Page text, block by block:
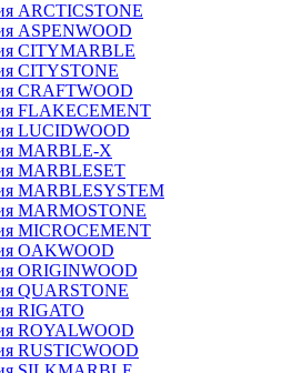
ARCTICSTONE
ASPENWOOD
CITYMARBLE
CITYSTONE
CRAFTWOOD
FLAKECEMENT
LUCIDWOOD
MARBLE-X
MARBLESET
MARBLESYSTEM
MARMOSTONE
MICROCEMENT
OAKWOOD
ORIGINWOOD
QUARSTONE
RIGATO
ROYALWOOD
RUSTICWOOD